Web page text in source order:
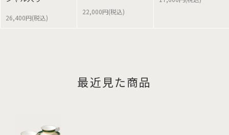
26,400円(税込)
22,000円(税込)
最近見た商品